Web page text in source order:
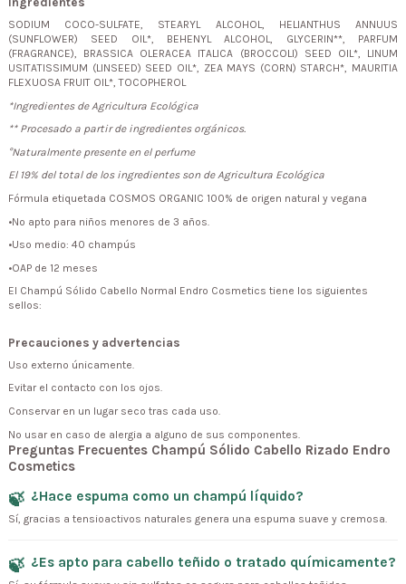
SODIUM COCO-SULFATE, STEARYL ALCOHOL, HELIANTHUS ANNUUS
(SUNFLOWER) SEED OIL*, BEHENYL ALCOHOL, GLYCERIN**, PARFUM
(FRAGRANCE), BRASSICA OLERACEA ITALICA (BROCCOLI) SEED OIL*, LINUM
USITATISSIMUM (LINSEED) SEED OIL*, ZEA MAYS (CORN) STARCH*, MAURITIA
FLEXUOSA FRUIT OIL*, TOCOPHEROL
*Ingredientes de Agricultura Ecológica
** Procesado a partir de ingredientes orgánicos.
°Naturalmente presente en el perfume
El 19% del total de los ingredientes son de Agricultura Ecológica
Fórmula etiquetada COSMOS ORGANIC 100% de origen natural y vegana
•No apto para niños menores de 3 años.
•Uso medio: 40 champús
•OAP de 12 meses
El Champú Sólido Cabello Normal Endro Cosmetics tiene los siguientes
sellos:
Precauciones y advertencias
Uso externo únicamente.
Evitar el contacto con los ojos.
Conservar en un lugar seco tras cada uso.
No usar en caso de alergia a alguno de sus componentes.
Preguntas Frecuentes Champú Sólido Cabello Rizado Endro
Cosmetics
¿Hace espuma como un champú líquido?
Sí, gracias a tensioactivos naturales genera una espuma suave y cremosa.
¿Es apto para cabello teñido o tratado químicamente?